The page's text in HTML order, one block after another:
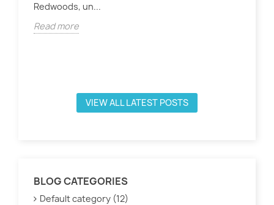
Redwoods, un...
Read more
VIEW ALL LATEST POSTS
BLOG CATEGORIES
Default category (12)